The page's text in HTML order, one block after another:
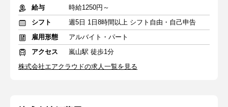
給与
時給1250円～
シフト
週5日 1日8時間以上 シフト自由・自己申告
雇用形態
アルバイト・パート
アクセス
嵐山駅 徒歩1分
株式会社エアクラウドの求人一覧を見る